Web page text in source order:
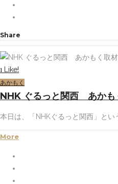
Share
1 Like!
あかもく
NHK ぐるっと関西 あかも
本日は、「NHKぐるっと関西」と
More